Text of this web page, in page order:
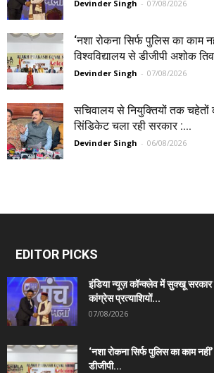
Devinder Singh - 07/08/2026
‘नशा रोकना सिर्फ पुलिस का काम
विश्वविद्यालय से डीजीपी अशोक
Devinder Singh - 07/08/2026
सचिवालय से नियुक्तियों तक चहेतों
सिंडिकेट चला रही सरकार :...
Devinder Singh - 06/08/2026
EDITOR PICKS
इंडिया न्यूज़ कॉन्क्लेव में सुक्खू
कांग्रेस प्रत्याशियों...
07/08/2026
‘नशा रोकना सिर्फ पुलिस का काम
डीजीपी...